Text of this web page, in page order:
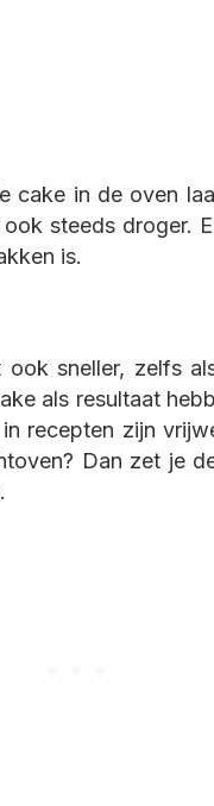
cake in de oven
steeds droger.
is.
sneller, zelfs
als resultaat
recepten zijn
Dan zet je